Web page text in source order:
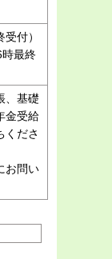
付）
最終
、基礎
金受給
くださ
お問い